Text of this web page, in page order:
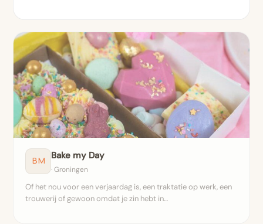
BM Bake my Day
· Groningen
Of het nou voor een verjaardag is, een traktatie op werk, een
trouwerij of gewoon omdat je zin hebt in…